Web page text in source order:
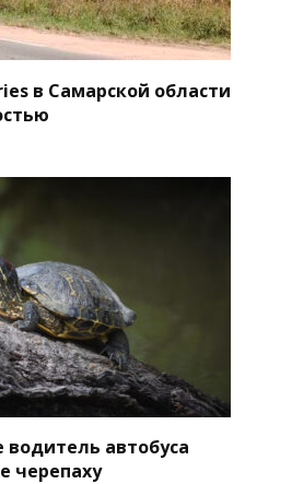
в Самарской области
водитель автобуса
черепаху